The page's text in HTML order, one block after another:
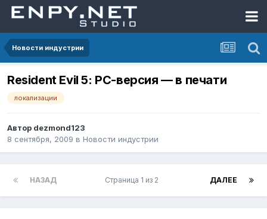
Новости индустрии
Resident Evil 5: PC-версия — в печати
локализации
Автор dezmond123
8 сентября, 2009 в Новости индустрии
НАЗАД ДАЛЕЕ
Страница 1 из 2